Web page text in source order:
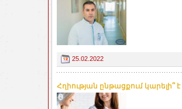
25.02.2022
Հղիության ընթացքում կարելի՞